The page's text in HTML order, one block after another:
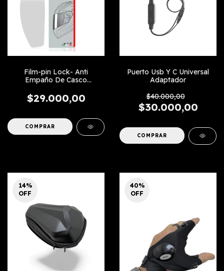
Film-pin Lock- Anti
Empaño De Casco
$29.000,00
Puerto Usb Y C Universal
Adaptador
$40.000,00
$30.000,00
14%
OFF
40%
OFF